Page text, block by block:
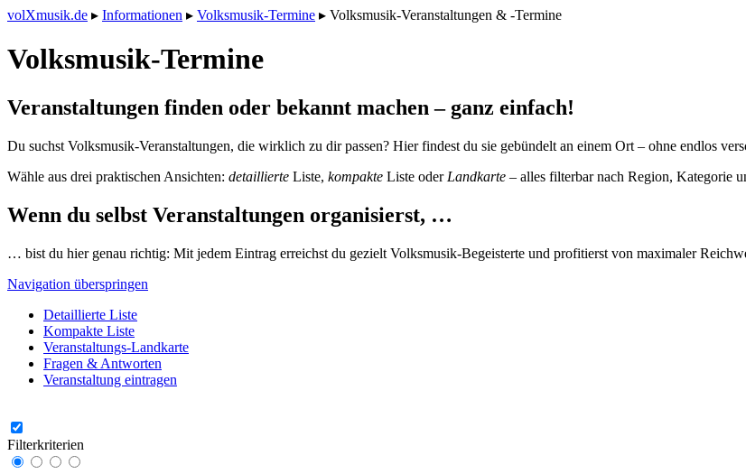
volXmusik.de ▸ Informationen ▸ Volksmusik-Termine ▸ Volksmusik-Veranstaltungen & -Termine
Volksmusik-Termine
Veranstaltungen finden oder bekannt machen – ganz einfach!
Du suchst Volksmusik-Veranstaltungen, die wirklich zu dir passen? Hier findest du sie gebündelt an einem Ort – ohne endlos
Wähle aus drei praktischen Ansichten: detaillierte Liste, kompakte Liste oder Landkarte – alles filterbar nach Region, Kategorie
Wenn du selbst Veranstaltungen organisierst, …
… bist du hier genau richtig: Mit jedem Eintrag erreichst du gezielt Volksmusik-Begeisterte und profitierst von maximaler
Navigation überspringen
Detaillierte Liste
Kompakte Liste
Veranstaltungs-Landkarte
Fragen & Antworten
Veranstaltung eintragen
Filterkriterien